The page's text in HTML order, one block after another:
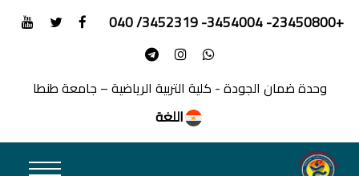
+23450800- 3454004- 3452319/ 040
وحدة ضمان الجودة - كلية التربية الرياضية – جامعة طنطا
اللغة